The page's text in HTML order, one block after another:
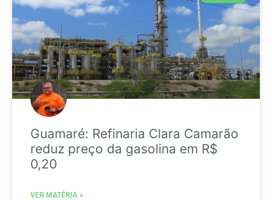
Guamaré: Refinaria Clara Camarão
reduz preço da gasolina em R$
0,20
VER MATÉRIA »